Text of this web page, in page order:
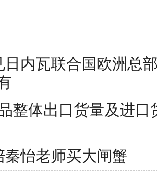
内瓦联合国欧洲总
整体出口货量及进口
秦怡老师买大闸蟹